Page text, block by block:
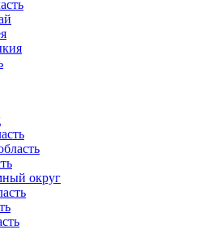
округ